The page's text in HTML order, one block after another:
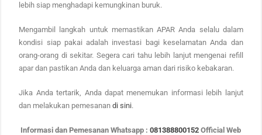
lebih siap menghadapi kemungkinan buruk.
Mengambil langkah untuk memastikan APAR Anda selalu dalam
kondisi siap pakai adalah investasi bagi keselamatan Anda dan
orang-orang di sekitar. Segera cari tahu lebih lanjut mengenai refill
apar dan pastikan Anda dan keluarga aman dari risiko kebakaran.
Jika Anda tertarik, Anda dapat menemukan informasi lebih lanjut
dan melakukan pemesanandi sini.
Informasi dan Pemesanan Whatsapp :081388800152 Official Web